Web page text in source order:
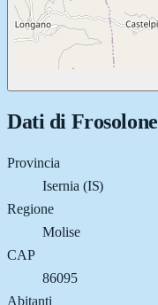
Dati di Frosolone
Provincia
Isernia (IS)
Regione
Molise
CAP
86095
Abitanti